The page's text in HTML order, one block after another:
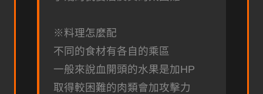
※料理怎麼配
不同的食材有各自的乘區
一般來說血開頭的水果是加HP
取得較困難的肉類會加攻擊力